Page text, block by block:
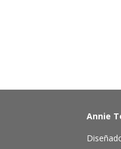
Annie